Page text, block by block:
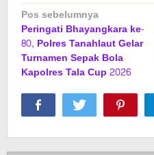
Navigasi
pos
Pos sebelumnya
Peringati Bhayangkara ke-
80, Polres Tanahlaut Gelar
Turnamen Sepak Bola
Kapolres Tala Cup 2026